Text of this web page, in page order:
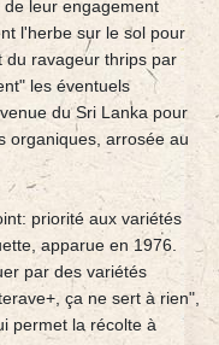
leur engagement
l'herbe sur le sol pour
du ravageur thrips par
les éventuels
du Sri Lanka pour
organiques, arrosée au
priorité aux variétés
apparue en 1976.
par des variétés
ça ne sert à rien",
permet la récolte à